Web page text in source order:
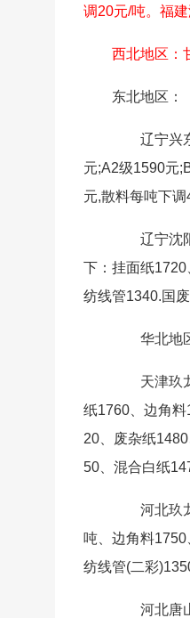
调20元/吨。福
西北地区：
东北地区：
辽宁兴东
元;A2级1590元
元,散料每吨下调
辽宁沈阳
下：挂面纸
纺线管1340.国
华北地
天津玖龙
纸1760、边角
20、废杂纸
50、混合白纸
河北玖龙
吨、边角料
纺线管(二彩
河北唐山